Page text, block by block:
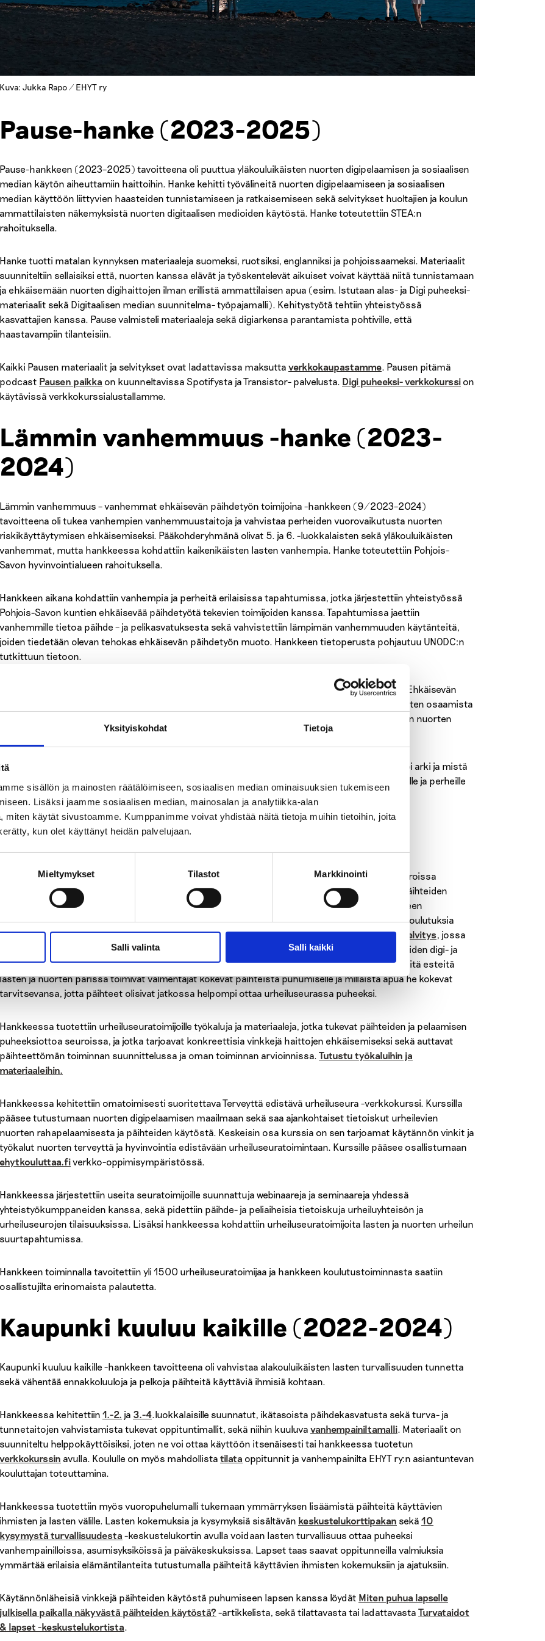
Yksityiskohdat Tietoja
sisällön ja mainosten räätälöimiseen, sosiaalisen median ominaisuuksien tukemiseen
Lisäksi jaamme sosiaalisen median, mainosalan ja analytiikka-alan
miten käytät sivustoamme. Kumppanimme voivat yhdistää näitä tietoja muihin tietoihin, joita
kun olet käyttänyt heidän palvelujaan.
Mieltymykset Tilastot Markkinointi
Salli valinta Salli kaikki
Kuva: Jukka Rapo / EHYT ry
Pause-hanke (2023-2025)
Pause-hankkeen (2023–2025) tavoitteena oli puuttua yläkouluikäisten nuorten digipelaamisen ja sosiaalisen
median käytön aiheuttamiin haittoihin. Hanke kehitti työvälineitä nuorten digipelaamiseen ja sosiaalisen
median käyttöön liittyvien haasteiden tunnistamiseen ja ratkaisemiseen sekä selvitykset huoltajien ja koulun
ammattilaisten näkemyksistä nuorten digitaalisen medioiden käytöstä. Hanke toteutettiin STEA:n
rahoituksella.
Hanke tuotti matalan kynnyksen materiaaleja suomeksi, ruotsiksi, englanniksi ja pohjoissaameksi. Materiaalit
suunniteltiin sellaisiksi että, nuorten kanssa elävät ja työskentelevät aikuiset voivat käyttää niitä tunnistamaan
ja ehkäisemään nuorten digihaittojen ilman erillistä ammattilaisen apua (esim. Istutaan alas- ja Digi puheeksi-
materiaalit sekä Digitaalisen median suunnitelma- työpajamalli). Kehitystyötä tehtiin yhteistyössä
kasvattajien kanssa. Pause valmisteli materiaaleja sekä digiarkensa parantamista pohtiville, että
haastavampiin tilanteisiin.
Kaikki Pausen materiaalit ja selvitykset ovat ladattavissa maksutta verkkokaupastamme. Pausen pitämä
podcast Pausen paikka on kuunneltavissa Spotifysta ja Transistor- palvelusta. Digi puheeksi- verkkokurssi on
käytävissä verkkokurssialustallamme.
Lämmin vanhemmuus -hanke (2023-
2024)
Lämmin vanhemmuus – vanhemmat ehkäisevän päihdetyön toimijoina -hankkeen (9/2023–2024)
tavoitteena oli tukea vanhempien vanhemmuustaitoja ja vahvistaa perheiden vuorovaikutusta nuorten
riskikäyttäytymisen ehkäisemiseksi. Pääkohderyhmänä olivat 5. ja 6. -luokkalaisten sekä yläkouluikäisten
vanhemmat, mutta hankkeessa kohdattiin kaikenikäisten lasten vanhempia. Hanke toteutettiin Pohjois-
Savon hyvinvointialueen rahoituksella.
Hankkeen aikana kohdattiin vanhempia ja perheitä erilaisissa tapahtumissa, jotka järjestettiin yhteistyössä
Pohjois-Savon kuntien ehkäisevää päihdetyötä tekevien toimijoiden kanssa. Tapahtumissa jaettiin
vanhemmille tietoa päihde – ja pelikasvatuksesta sekä vahvistettiin lämpimän vanhemmuuden käytänteitä,
joiden tiedetään olevan tehokas ehkäisevän päihdetyön muoto. Hankkeen tietoperusta pohjautuu UNODC:n
tutkittuun tietoon.
Hankkeessa toteutettiin lasten, nuorten ja vanhempien kanssa työskenteleville ammattilaisille Ehkäisevän
päihdetyön osaaja -koulutuksia ajankohtaisista ilmiöistä. Koulutuksilla vahvistettiin ammattilaisten osaamista
ehkäisevästä päihdetyöstä. Hankkeen aikana toteutettiin myös Ensihuoli-koulutus teini-ikäisten nuorten
Hankkeessa kehitettiin vanhemmille suunnattua materiaalia, kuinka luoda nuorelle turvallisempi arki ja mistä
hakea apua ja tukea tarvittaessa, sekä materiaalia kuntatoimijoille, joissa oli vinkkejä vanhemmille ja perheille
suunnattujen tapahtumisen toteutukseen.
SPORTTI-hanke (2021-2024)
SPORTTI-hankkeen (08/2021-12/2024) päämäärätavoitteena oli 12-17 –vuotiaiden urheiluseuroissa
(erityisesti jalkapalloa, jääkiekkoa, koripalloa, lentopalloa ja salibandya) harrastavien nuorten päihteiden
käytön ja rahapelaamisen ehkäisy sekä digimedian käyttöön liittyvien haittojen ehkäisy. Hankkeen
toiminnassa keskityttiin tuottamaan tietoa, työkaluja ja materiaaleja sekä kehittämään verkkokoulutuksia
nuorten parissa toimiville valmentajille ja muille urheiluseuratoimijoille. Hankkeessa tehtiinalkuselvitys, jossa
selvitettiin valmentajien ja muiden urheiluseuratoimijoiden tietoja ja mielipiteitä nuorten urheilijoiden digi- ja
rahapelaamisesta sekä päihteiden käytöstä. Lisäksi tehtiintoinen selvitys, jossa selvitettiin, mitä esteitä
lasten ja nuorten parissa toimivat valmentajat kokevat päihteistä puhumiselle ja millaista apua he kokevat
tarvitsevansa, jotta päihteet olisivat jatkossa helpompi ottaa urheiluseurassa puheeksi.
Hankkeessa tuotettiin urheiluseuratoimijoille työkaluja ja materiaaleja, jotka tukevat päihteiden ja pelaamisen
puheeksiottoa seuroissa, ja jotka tarjoavat konkreettisia vinkkejä haittojen ehkäisemiseksi sekä auttavat
päihteettömän toiminnan suunnittelussa ja oman toiminnan arvioinnissa. Tutustu työkaluihin ja
materiaaleihin.
Hankkeessa kehitettiin omatoimisesti suoritettava Terveyttä edistävä urheiluseura -verkkokurssi. Kurssilla
pääsee tutustumaan nuorten digipelaamisen maailmaan sekä saa ajankohtaiset tietoiskut urheilevien
nuorten rahapelaamisesta ja päihteiden käytöstä. Keskeisin osa kurssia on sen tarjoamat käytännön vinkit ja
työkalut nuorten terveyttä ja hyvinvointia edistävään urheiluseuratoimintaan. Kurssille pääsee osallistumaan
ehytkouluttaa.fiverkko-oppimisympäristössä.
Hankkeessa järjestettiin useita seuratoimijoille suunnattuja webinaareja ja seminaareja yhdessä
yhteistyökumppaneiden kanssa, sekä pidettiin päihde- ja peliaiheisia tietoiskuja urheiluyhteisön ja
urheiluseurojen tilaisuuksissa. Lisäksi hankkeessa kohdattiin urheiluseuratoimijoita lasten ja nuorten urheilun
suurtapahtumissa.
Hankkeen toiminnalla tavoitettiin yli 1500 urheiluseuratoimijaa ja hankkeen koulutustoiminnasta saatiin
osallistujilta erinomaista palautetta.
Kaupunki kuuluu kaikille (2022-2024)
Kaupunki kuuluu kaikille -hankkeen tavoitteena oli vahvistaa alakouluikäisten lasten turvallisuuden tunnetta
sekä vähentää ennakkoluuloja ja pelkoja päihteitä käyttäviä ihmisiä kohtaan.
Hankkeessa kehitettiin 1.-2. ja 3.-4.luokkalaisille suunnatut, ikätasoista päihdekasvatusta sekä turva- ja
tunnetaitojen vahvistamista tukevat oppituntimallit, sekä niihin kuuluva vanhempainiltamalli. Materiaalit on
suunniteltu helppokäyttöisiksi, joten ne voi ottaa käyttöön itsenäisesti tai hankkeessa tuotetun
verkkokurssin avulla. Koululle on myös mahdollista tilata oppitunnit ja vanhempainilta EHYT ry:n asiantuntevan
kouluttajan toteuttamina.
Hankkeessa tuotettiin myös vuoropuhelumalli tukemaan ymmärryksen lisäämistä päihteitä käyttävien
ihmisten ja lasten välille. Lasten kokemuksia ja kysymyksiä sisältävän keskustelukorttipakan sekä 10
kysymystä turvallisuudesta -keskustelukortin avulla voidaan lasten turvallisuus ottaa puheeksi
vanhempainilloissa, asumisyksiköissä ja päiväkeskuksissa. Lapset taas saavat oppitunneilla valmiuksia
ymmärtää erilaisia elämäntilanteita tutustumalla päihteitä käyttävien ihmisten kokemuksiin ja ajatuksiin.
Käytännönläheisiä vinkkejä päihteiden käytöstä puhumiseen lapsen kanssa löydät Miten puhua lapselle
julkisella paikalla näkyvästä päihteiden käytöstä? -artikkelista, sekä tilattavasta tai ladattavasta Turvataidot
& lapset -keskustelukortista.